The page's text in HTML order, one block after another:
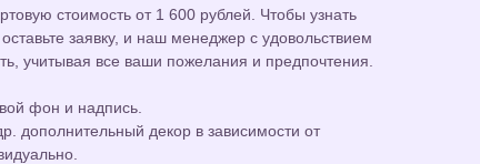
стоимость от 1 600 рублей. Чтобы узнать
заявку, и наш менеджер с удовольствием
учитывая все ваши пожелания и предпочтения.
фон и надпись.
дополнительный декор в зависимости от